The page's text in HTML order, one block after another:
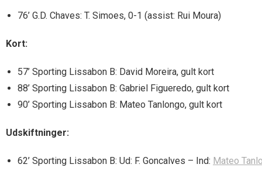
76’ G.D. Chaves: T. Simoes, 0-1 (assist: Rui Moura)
Kort:
57’ Sporting Lissabon B: David Moreira, gult kort
88’ Sporting Lissabon B: Gabriel Figueredo, gult kort
90’ Sporting Lissabon B: Mateo Tanlongo, gult kort
Udskiftninger:
62’ Sporting Lissabon B: Ud: F. Goncalves – Ind: Mateo